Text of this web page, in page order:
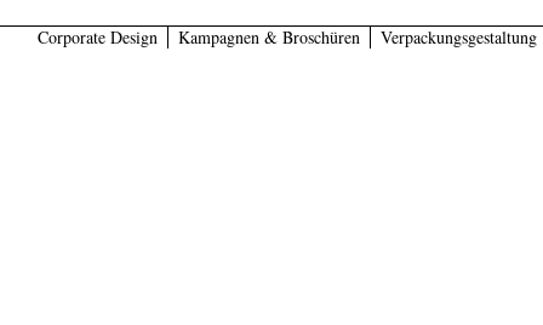
Corporate Design Kampagnen & Broschüren Verpackungsgestaltung